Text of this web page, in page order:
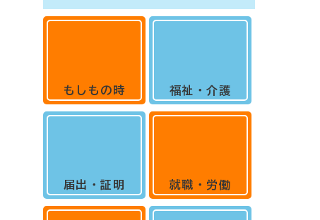
もしもの時
届出・証明
福祉・介護
就職・労働